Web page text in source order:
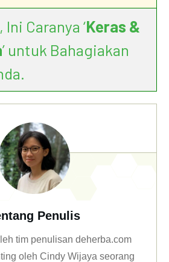
Caranya ‘Keras &
’ untuk Bahagiakan
Penulis
tim penulisan deherba.com
oleh Cindy Wijaya seorang